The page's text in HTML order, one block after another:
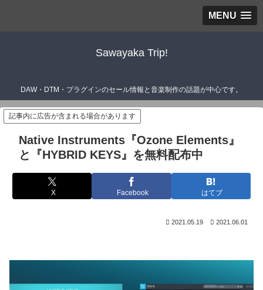
MENU
Sawayaka Trip!
DAW・DTM・プラグインのセール情報と音楽制作の話題が中心です。
記事内に広告が含まれる場合があります
Native Instruments『Ozone Elements』
と『HYBRID KEYS』を無料配布中
X Facebook はてブ
2021.05.19 2021.06.01